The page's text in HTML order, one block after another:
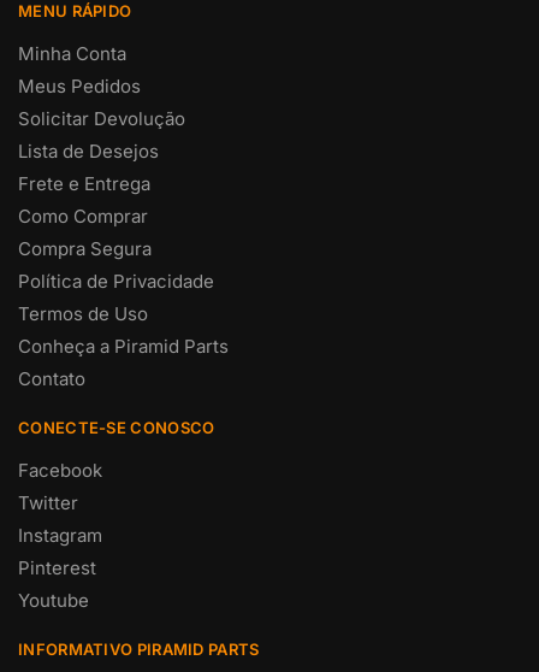
MENU RÁPIDO
Minha Conta
Meus Pedidos
Solicitar Devolução
Lista de Desejos
Frete e Entrega
Como Comprar
Compra Segura
Política de Privacidade
Termos de Uso
Conheça a Piramid Parts
Contato
CONECTE-SE CONOSCO
Facebook
Twitter
Instagram
Pinterest
Youtube
INFORMATIVO PIRAMID PARTS